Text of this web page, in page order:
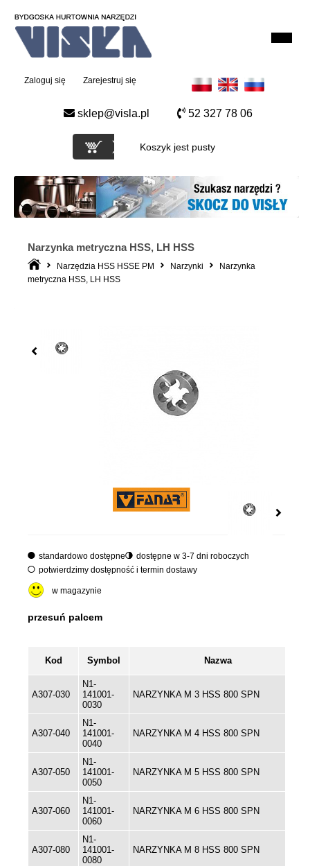
Zarejestruj się
Zaloguj się
sklep@visla.pl 52 327 78 06
Koszyk jest pusty
Narzynka metryczna HSS, LH HSS
Narzędzia HSS HSSE PM Narzynki
Narzynka
metryczna HSS, LH HSS
standardowo dostępne
dostępne w 3-7 dni roboczych
potwierdzimy dostępność i termin dostawy
w magazynie
Kod Symbol Nazwa
A307-030
N1-
141001-
0030
NARZYNKA M 3 HSS 800 SPN
A307-040
N1-
141001-
0040
NARZYNKA M 4 HSS 800 SPN
A307-050
N1-
141001-
0050
NARZYNKA M 5 HSS 800 SPN
A307-060
N1-
141001-
0060
NARZYNKA M 6 HSS 800 SPN
A307-080
N1-
141001-
0080
NARZYNKA M 8 HSS 800 SPN